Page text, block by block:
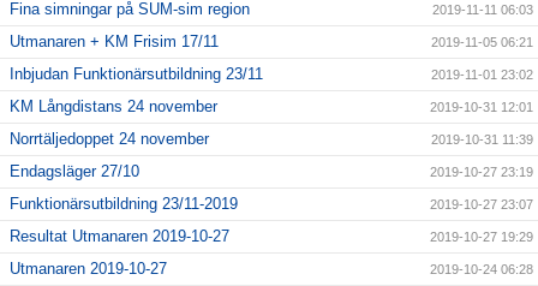
Fina simningar på SUM-sim region 2019-11-11 06:03
Utmanaren + KM Frisim 17/11 2019-11-05 06:21
Inbjudan Funktionärsutbildning 23/11 2019-11-01 23:02
KM Långdistans 24 november 2019-10-31 12:01
Norrtäljedoppet 24 november 2019-10-31 11:39
Endagsläger 27/10 2019-10-27 23:19
Funktionärsutbildning 23/11-2019 2019-10-27 23:07
Resultat Utmanaren 2019-10-27 2019-10-27 19:29
Utmanaren 2019-10-27 2019-10-24 06:28